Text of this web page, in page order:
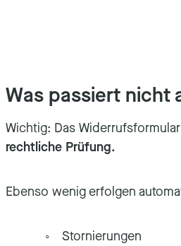
Was passiert nicht
Wichtig: Das
rechtliche Prüfung.
Ebenso wenig erfolgen
Stornierungen